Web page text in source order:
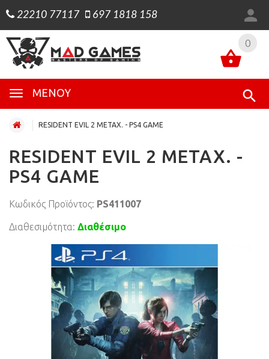
22210 77117 697 1818 158
0
ΜΕΝΟΎ
0
RESIDENT EVIL 2 ΜΕΤΑΧ. - PS4 GAME
RESIDENT EVIL 2 ΜΕΤΑΧ. -
PS4 GAME
Κωδικός Προϊόντος: PS411007
Διαθεσιμότητα: Διαθέσιμο